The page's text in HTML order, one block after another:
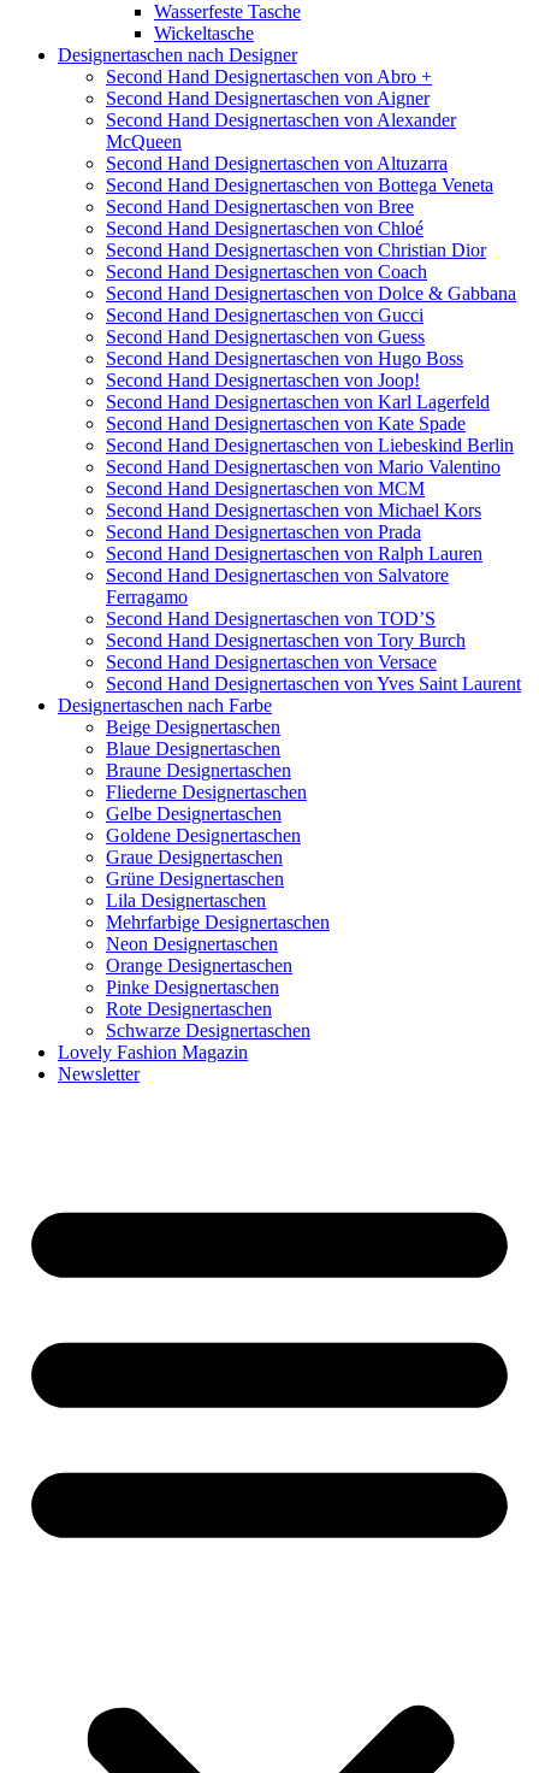
Wasserfeste Tasche
Wickeltasche
Designertaschen nach Designer
Second Hand Designertaschen von Abro +
Second Hand Designertaschen von Aigner
Second Hand Designertaschen von Alexander
McQueen
Second Hand Designertaschen von Altuzarra
Second Hand Designertaschen von Bottega Veneta
Second Hand Designertaschen von Bree
Second Hand Designertaschen von Chloé
Second Hand Designertaschen von Christian Dior
Second Hand Designertaschen von Coach
Second Hand Designertaschen von Dolce & Gabbana
Second Hand Designertaschen von Gucci
Second Hand Designertaschen von Guess
Second Hand Designertaschen von Hugo Boss
Second Hand Designertaschen von Joop!
Second Hand Designertaschen von Karl Lagerfeld
Second Hand Designertaschen von Kate Spade
Second Hand Designertaschen von Liebeskind Berlin
Second Hand Designertaschen von Mario Valentino
Second Hand Designertaschen von MCM
Second Hand Designertaschen von Michael Kors
Second Hand Designertaschen von Prada
Second Hand Designertaschen von Ralph Lauren
Second Hand Designertaschen von Salvatore
Ferragamo
Second Hand Designertaschen von TOD’S
Second Hand Designertaschen von Tory Burch
Second Hand Designertaschen von Versace
Second Hand Designertaschen von Yves Saint Laurent
Designertaschen nach Farbe
Beige Designertaschen
Blaue Designertaschen
Braune Designertaschen
Fliederne Designertaschen
Gelbe Designertaschen
Goldene Designertaschen
Graue Designertaschen
Grüne Designertaschen
Lila Designertaschen
Mehrfarbige Designertaschen
Neon Designertaschen
Orange Designertaschen
Pinke Designertaschen
Rote Designertaschen
Schwarze Designertaschen
Lovely Fashion Magazin
Newsletter